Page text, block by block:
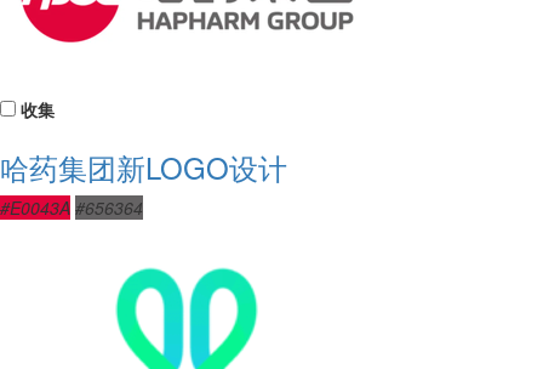
收集
哈药集团新LOGO设计
#E0043A #656364